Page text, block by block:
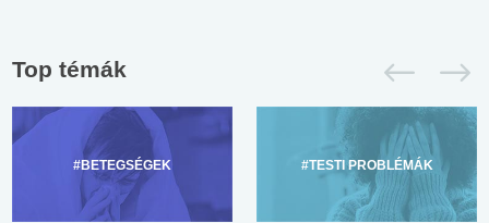
Top témák
#BETEGSÉGEK #TESTI PROBLÉMÁK